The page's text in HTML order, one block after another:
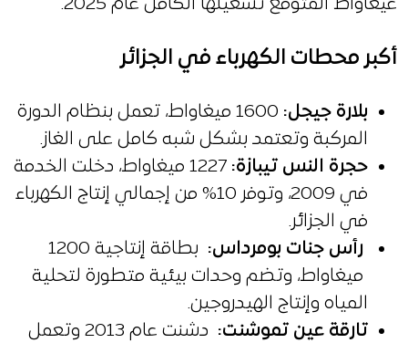
أكبر محطات الكهرباء في الجزائر
بلارة جيجل:
1600 ميغاواط، تعمل بنظام الدورة
المركبة وتعتمد بشكل شبه كامل على الغاز.
حجرة النس تيبازة:
1227 ميغاواط، دخلت الخدمة
في 2009، وتوفر 10% من إجمالي إنتاج الكهرباء
في الجزائر.
رأس جنات بومرداس:
بطاقة إنتاجية 1200
ميغاواط، وتضم وحدات بيئية متطورة لتحلية
المياه وإنتاج الهيدروجين.
تارقة عين تموشنت:
دشنت عام 2013 وتعمل